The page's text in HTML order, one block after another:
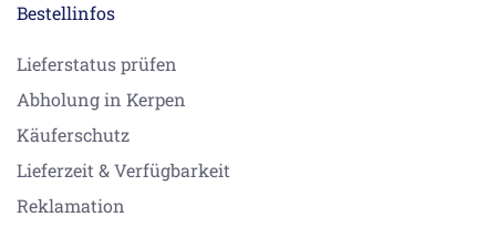
Bestellinfos
Lieferstatus prüfen
Abholung in Kerpen
Käuferschutz
Lieferzeit & Verfügbarkeit
Reklamation